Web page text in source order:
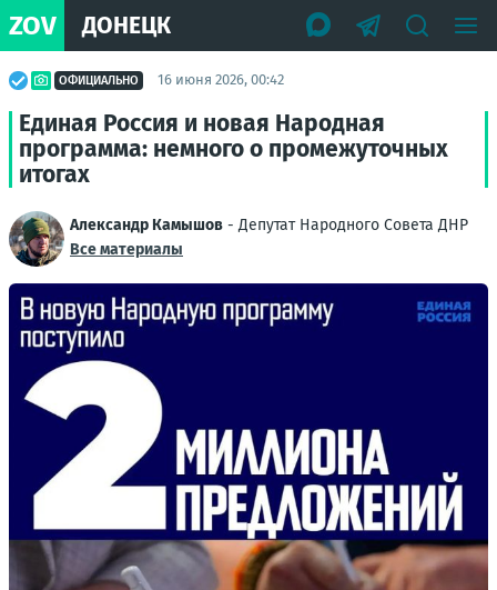
ZOV ДОНЕЦК
ОФИЦИАЛЬНО 16 июня 2026, 00:42
Единая Россия и новая Народная
программа: немного о промежуточных
итогах
Александр Камышов - Депутат Народного Совета ДНР
Все материалы